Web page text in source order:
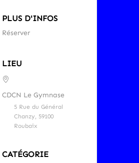
PLUS D'INFOS
Réserver
LIEU
CDCN Le Gymnase
5 Rue du Général
Chanzy, 59100
Roubaix
CATÉGORIE